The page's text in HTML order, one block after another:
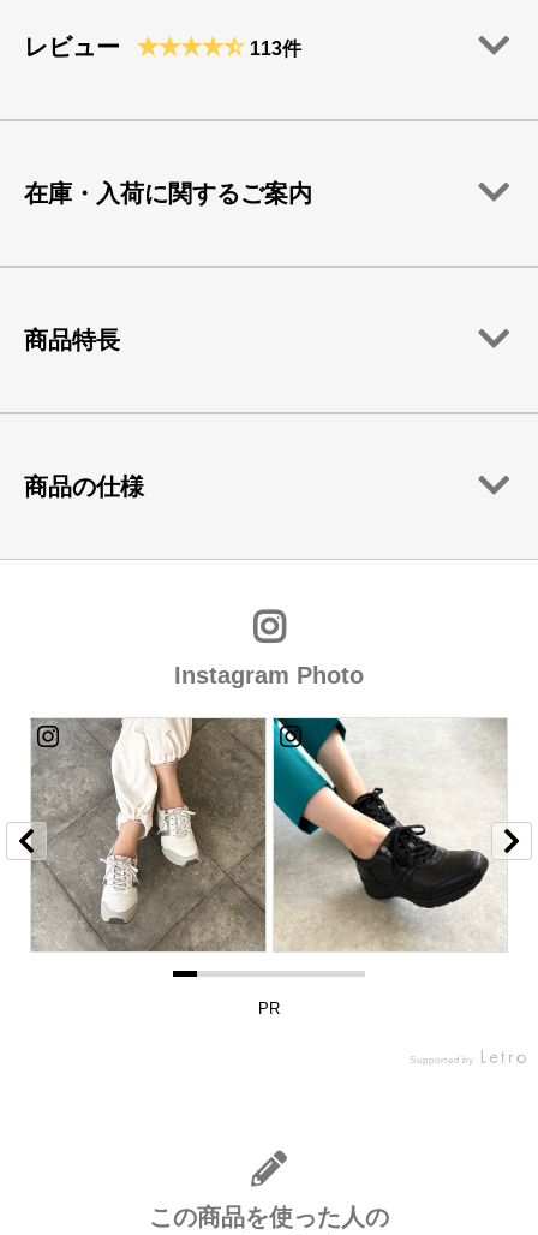
レビュー 113件
在庫・入荷に関するご案内
商品特長
商品の仕様
Instagram Photo
PR
Supported by
この商品を使った人の